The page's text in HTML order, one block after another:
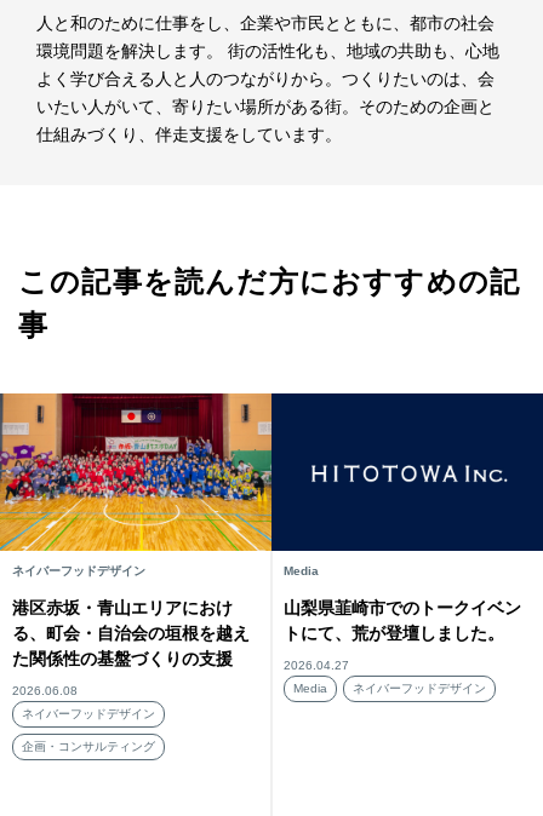
人と和のために仕事をし、企業や市民とともに、都市の社会
環境問題を解決します。 街の活性化も、地域の共助も、心地
よく学び合える人と人のつながりから。つくりたいのは、会
いたい人がいて、寄りたい場所がある街。そのための企画と
仕組みづくり、伴走支援をしています。
この記事を読んだ方におすすめの記
事
ネイバーフッドデザイン
港区赤坂・青山エリアにおけ
る、町会・自治会の垣根を越え
た関係性の基盤づくりの支援
2026.06.08
ネイバーフッドデザイン
企画・コンサルティング
Media
山梨県韮崎市でのトークイベン
トにて、荒が登壇しました。
2026.04.27
Media
ネイバーフッドデザイン